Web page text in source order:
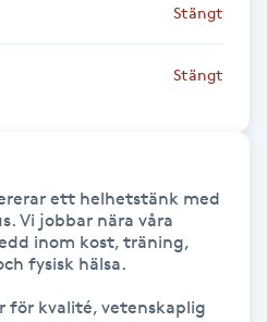
Stängt
Stängt
ett helhetstänk med
Vi jobbar nära våra
inom kost, träning,
fysisk hälsa.
för kvalité, vetenskaplig